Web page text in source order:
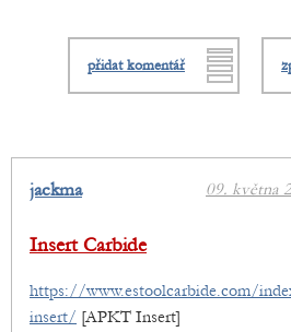
přidat komentář
09. května
jackma
Insert Carbide
https://www.estoolcarbide.com/
insert/ [APKT Insert]